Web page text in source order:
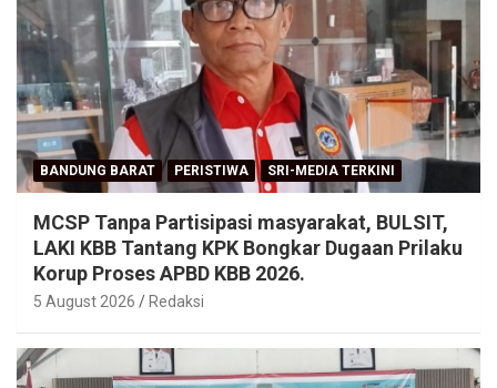
BANDUNG BARAT PERISTIWA SRI-MEDIA TERKINI
MCSP Tanpa Partisipasi masyarakat, BULSIT,
LAKI KBB Tantang KPK Bongkar Dugaan Prilaku
Korup Proses APBD KBB 2026.
5 August 2026 Redaksi